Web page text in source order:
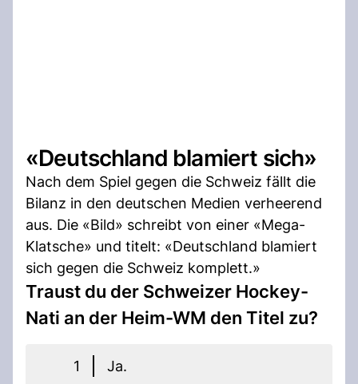
«Deutschland blamiert sich»
Nach dem Spiel gegen die Schweiz fällt die
Bilanz in den deutschen Medien verheerend
aus. Die «Bild» schreibt von einer «Mega-
Klatsche» und titelt: «Deutschland blamiert
sich gegen die Schweiz komplett.»
Traust du der Schweizer Hockey-
Nati an der Heim-WM den Titel zu?
1 Ja.